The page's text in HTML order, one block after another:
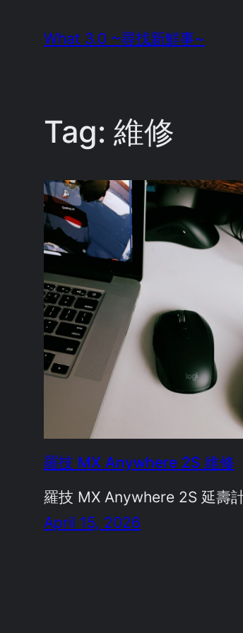
What 3.0 ~尋找新鮮事~
Tag:維修
羅技 MX Anywhere 2S 維修
羅技 MX Anywhere 2S 延壽
April 15, 2026